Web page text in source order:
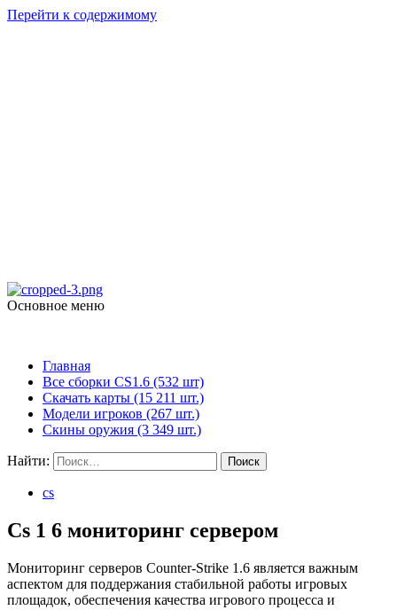
Перейти к содержимому
Основное меню
Главная
Все сборки CS1.6 (532 шт)
Скачать карты (15 211 шт.)
Модели игроков (267 шт.)
Скины оружия (3 349 шт.)
Найти:
cs
Cs 1 6 мониторинг сервером
Мониторинг серверов Counter-Strike 1.6 является важным
аспектом для поддержания стабильной работы игровых
площадок, обеспечения качества игрового процесса и